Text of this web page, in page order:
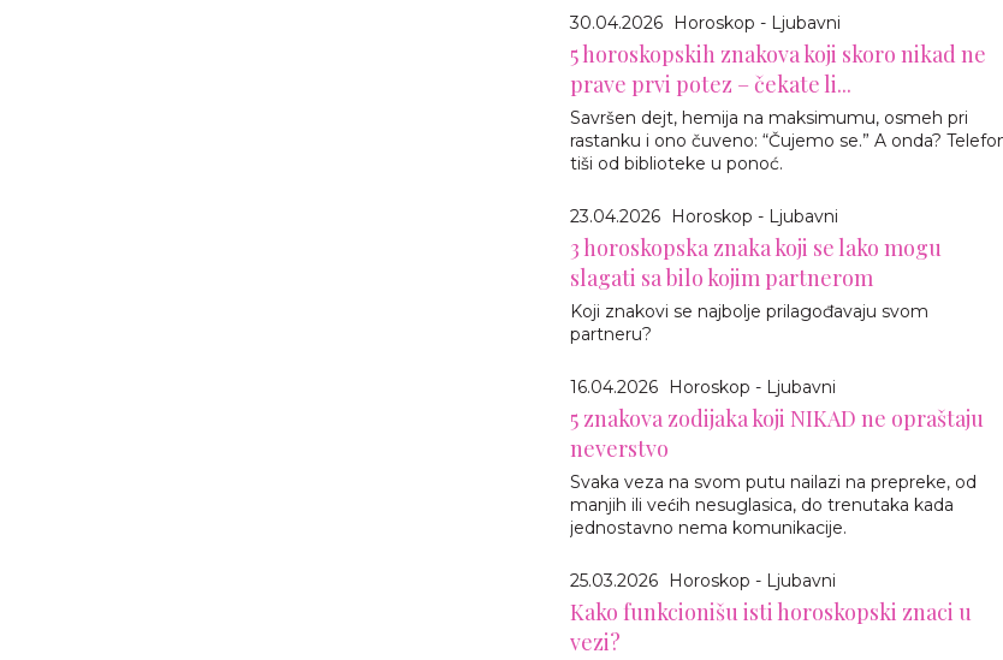
30.04.2026 Horoskop - Ljubavni
5 horoskopskih znakova koji skoro nikad ne
prave prvi potez – čekate li...
Savršen dejt, hemija na maksimumu, osmeh pri
rastanku i ono čuveno: “Čujemo se.” A onda?
tiši od biblioteke u ponoć.
23.04.2026 Horoskop - Ljubavni
3 horoskopska znaka koji se lako mogu
slagati sa bilo kojim partnerom
Koji znakovi se najbolje prilagođavaju svom
partneru?
16.04.2026 Horoskop - Ljubavni
5 znakova zodijaka koji NIKAD ne opraštaju
neverstvo
Svaka veza na svom putu nailazi na prepreke, od
manjih ili većih nesuglasica, do trenutaka kada
jednostavno nema komunikacije.
25.03.2026 Horoskop - Ljubavni
Kako funkcionišu isti horoskopski znaci u
vezi?